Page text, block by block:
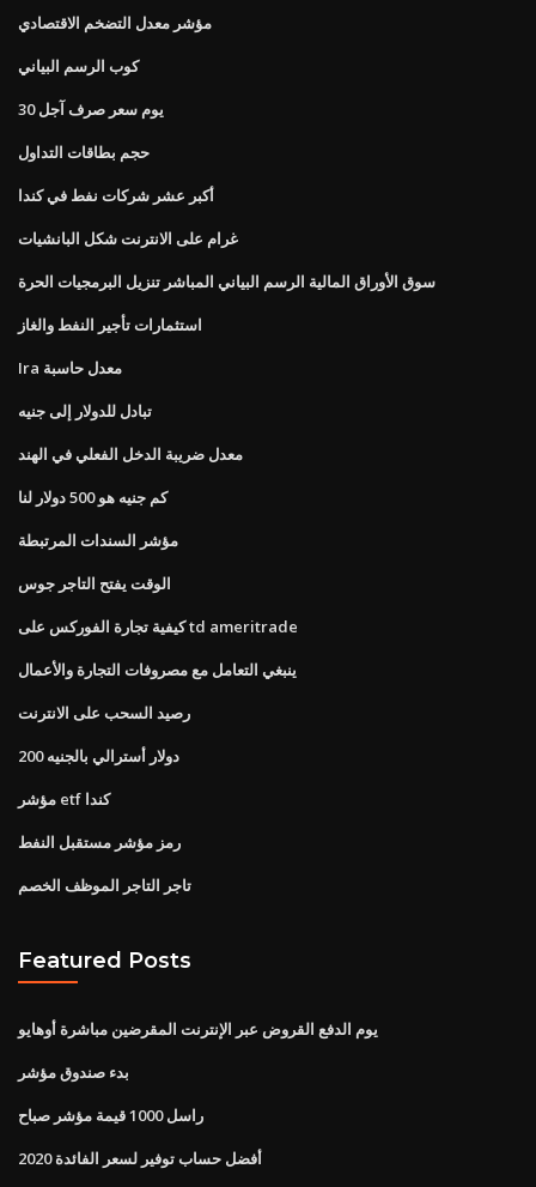
مؤشر معدل التضخم الاقتصادي
كوب الرسم البياني
30 يوم سعر صرف آجل
حجم بطاقات التداول
أكبر عشر شركات نفط في كندا
غرام على الانترنت شكل البانشيات
سوق الأوراق المالية الرسم البياني المباشر تنزيل البرمجيات الحرة
استثمارات تأجير النفط والغاز
Ira معدل حاسبة
تبادل للدولار إلى جنيه
معدل ضريبة الدخل الفعلي في الهند
كم جنيه هو 500 دولار لنا
مؤشر السندات المرتبطة
الوقت يفتح التاجر جوس
كيفية تجارة الفوركس على td ameritrade
ينبغي التعامل مع مصروفات التجارة والأعمال
رصيد السحب على الانترنت
200 دولار أسترالي بالجنيه
مؤشر etf كندا
رمز مؤشر مستقبل النفط
تاجر التاجر الموظف الخصم
Featured Posts
يوم الدفع القروض عبر الإنترنت المقرضين مباشرة أوهايو
بدء صندوق مؤشر
راسل 1000 قيمة مؤشر صباح
أفضل حساب توفير لسعر الفائدة 2020